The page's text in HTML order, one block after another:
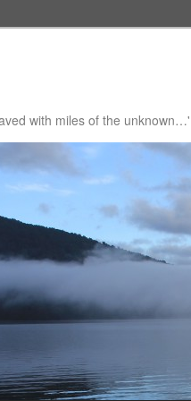
with miles of the unknown…'